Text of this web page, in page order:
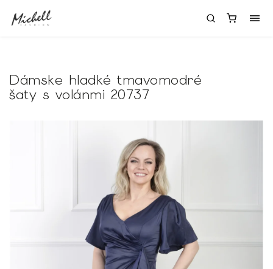
Dámske hladké tmavomodré
šaty s volánmi 20737